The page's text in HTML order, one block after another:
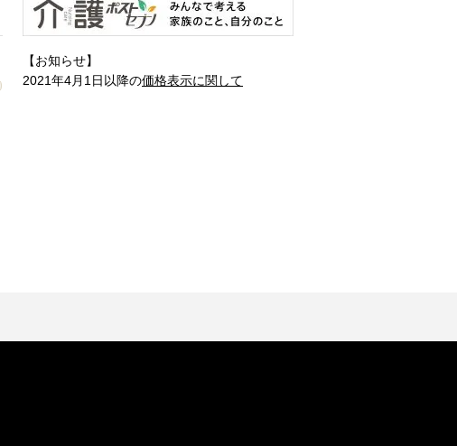
【お知らせ】
2021年4月1日以降の価格表示に関して